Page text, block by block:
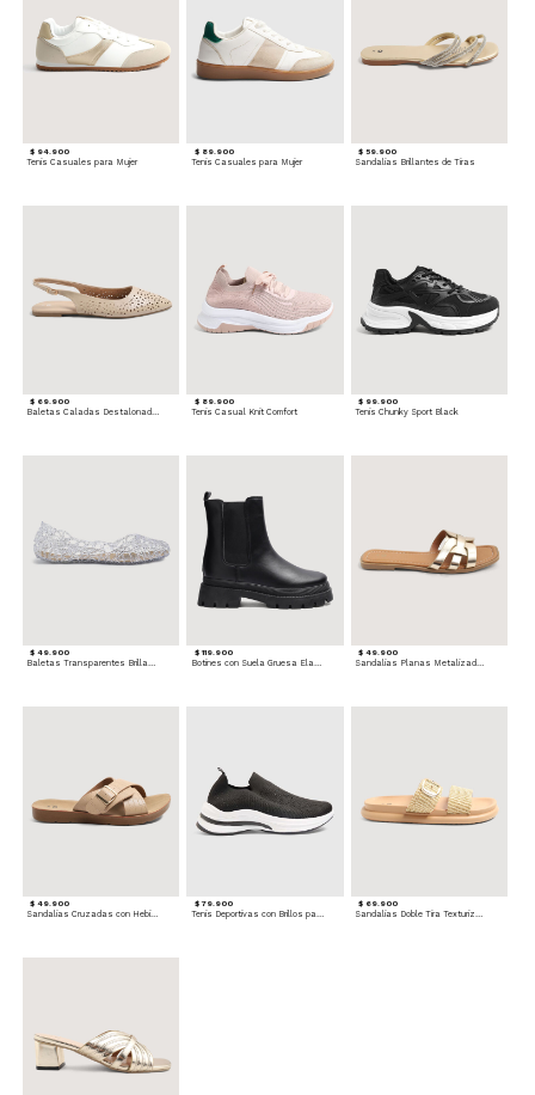
$ 94.900
Tenis Casuales para Mujer
$ 89.900
Tenis Casuales para Mujer
$ 59.900
Sandalias Brillantes de Tiras
$ 69.900
Baletas Caladas Destalonadas
$ 89.900
Tenis Casual Knit Comfort
$ 99.900
Tenis Chunky Sport Black
$ 49.900
Baletas Transparentes Brillantes
$ 119.900
Botines con Suela Gruesa Elastizada
$ 49.900
Sandalias Planas Metalizadas
$ 49.900
Sandalias Cruzadas con Hebilla
$ 79.900
Tenis Deportivas con Brillos para mujer
$ 69.900
Sandalias Doble Tira Texturizada